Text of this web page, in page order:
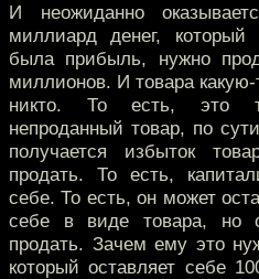
И неожиданно
миллиард денег,
была прибыль, нужно
миллионов. И товара
никто. То есть, это
непроданный товар, по
получается избыток
продать. То есть,
себе. То есть, он может
себе в виде товара, но
продать. Зачем ему это
который оставляет себе